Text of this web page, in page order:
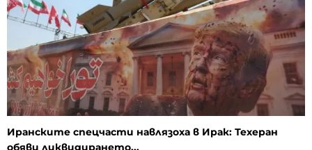
Иранските спецчасти навлязоха в Ирак: Техеран
обяви ликвидирането...